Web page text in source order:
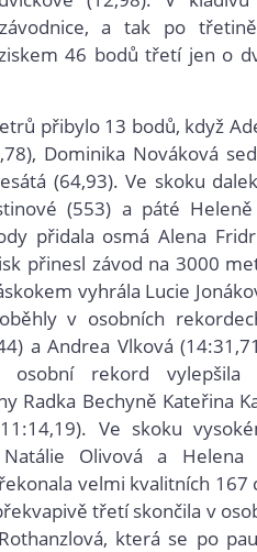
a tak po
46 bodů třetí jen o
přibylo 13 bodů, když
Dominika Nováková
(64,93). Ve skoku
(553) a páté Heleně
přidala osmá Alena
přinesl závod na 3000
vyhrála Lucie
v osobních
a Andrea Vlková
rekord vylepšila
Radka Bechyně Kateřina
Ve skoku
Olivová a Helena
velmi kvalitních 167
třetí skončila v
která se po